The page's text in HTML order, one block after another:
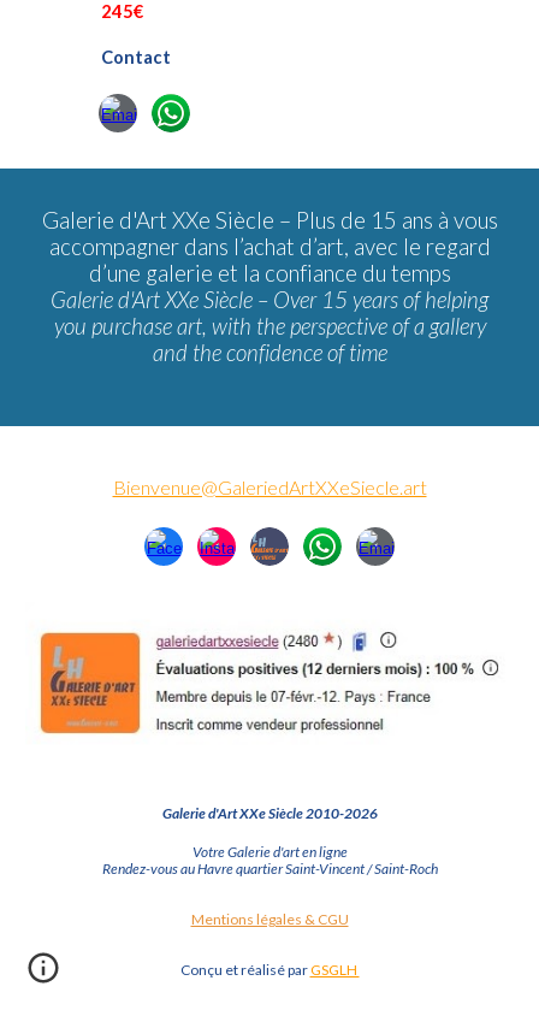
245€
Contact
Galerie d'Art XXe Siècle – Plus de 15 ans à vous
accompagner dans l’achat d’art, avec le regard
d’une galerie et la confiance du temps
Galerie d'Art XXe Siècle – Over 15 years of helping
you purchase art, with the perspective of a gallery
and the confidence of time
Bienvenue@GaleriedArtXXeSiecle.art
Galerie d'Art XXe Siècle 2010-2026
Votre Galerie d'art en ligne
Rendez-vous au Havre quartier Saint-Vincent / Saint-Roch
Mentions légales & CGU
Conçu et réalisé parGSGLH